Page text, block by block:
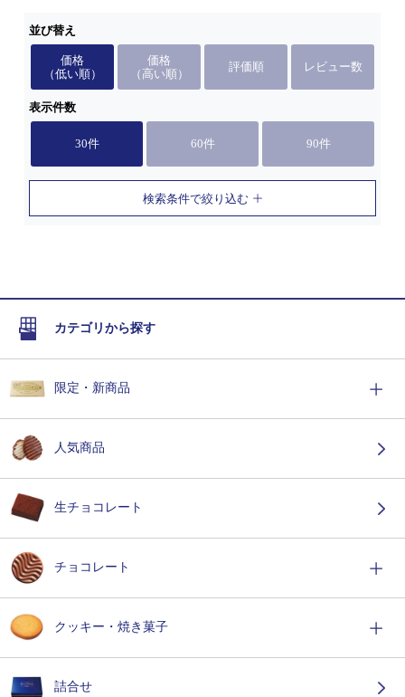
並び替え
価格
（低い順）
価格
（高い順）
評価順 レビュー数
表示件数
30件 60件 90件
検索条件で絞り込む
カテゴリから探す
限定・新商品
人気商品
生チョコレート
チョコレート
クッキー・焼き菓子
詰合せ